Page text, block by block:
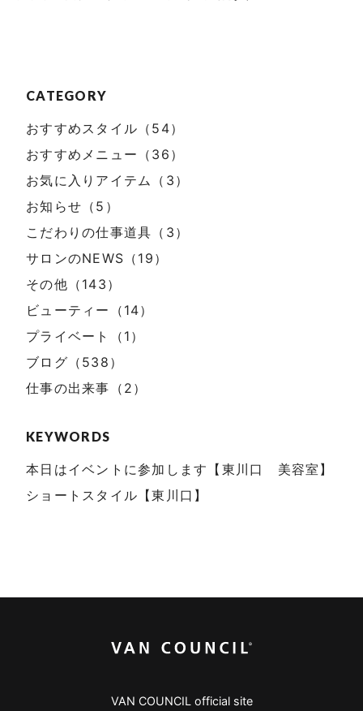
CATEGORY
おすすめスタイル（54）
おすすめメニュー（36）
お気に入りアイテム（3）
お知らせ（5）
こだわりの仕事道具（3）
サロンのNEWS（19）
その他（143）
ビューティー（14）
プライベート（1）
ブログ（538）
仕事の出来事（2）
KEYWORDS
本日はイベントに参加します【東川口 美容室】
ショートスタイル【東川口】
VAN COUNCIL official site